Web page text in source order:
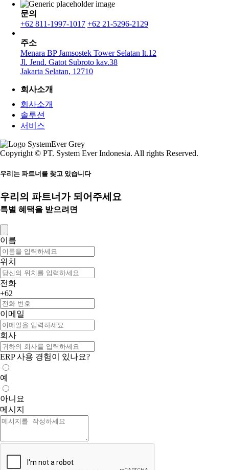
문의
+62 811-1997-1017 +62 21-5296-2129
주소
Menara BP Jamsostek Tower Selatan lt.12
Jl. Jend. Gatot Subroto kav.38
Jakarta Selatan, 12710
회사소개
회사소개
솔루션
서비스
Copyright © PT. System Ever Indonesia. All rights Reserved.
우리는 파트너를 찾고 있습니다
우리의 파트너가 되어주세요
특별 혜택을 받으려면
이름
위치
전화
+62
이메일
회사
ERP 사용 경험이 있나요?
예
아니요
메시지